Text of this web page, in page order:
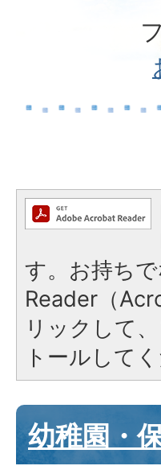
す。お持ち
Reader（
リックして
トールしてく
幼稚園・